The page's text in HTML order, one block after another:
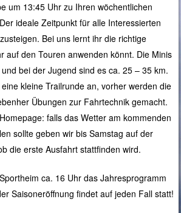
um 13:45 Uhr zu Ihren wöchentlichen
ideale Zeitpunkt für alle Interessierten
Bei uns lernt ihr die richtige
auf den Touren anwenden könnt. Die Minis
bei der Jugend sind es ca. 25 – 35 km.
kleine Trailrunde an, vorher werden die
Übungen zur Fahrtechnik gemacht.
falls das Wetter am kommenden
sollte geben wir bis Samstag auf der
die erste Ausfahrt stattfinden wird.
ca. 16 Uhr das Jahresprogramm
Saisoneröffnung findet auf jeden Fall statt!